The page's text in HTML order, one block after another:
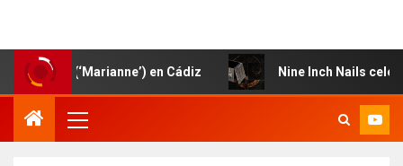
(‘Marianne’) en Cádiz Nine Inch Nails celebran el